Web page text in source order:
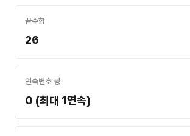
끝수합
26
연속번호 쌍
0 (최대 1연속)